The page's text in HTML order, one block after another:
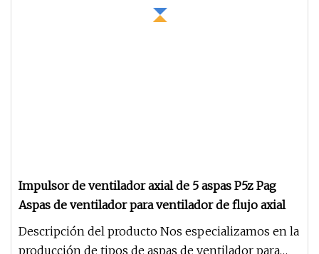
Impulsor de ventilador axial de 5 aspas P5z Pag
Aspas de ventilador para ventilador de flujo axial
Descripción del producto Nos especializamos en la
producción de tipos de aspas de ventilador para